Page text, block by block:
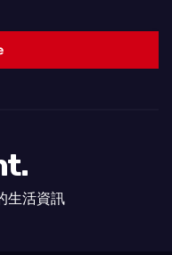
生活資訊